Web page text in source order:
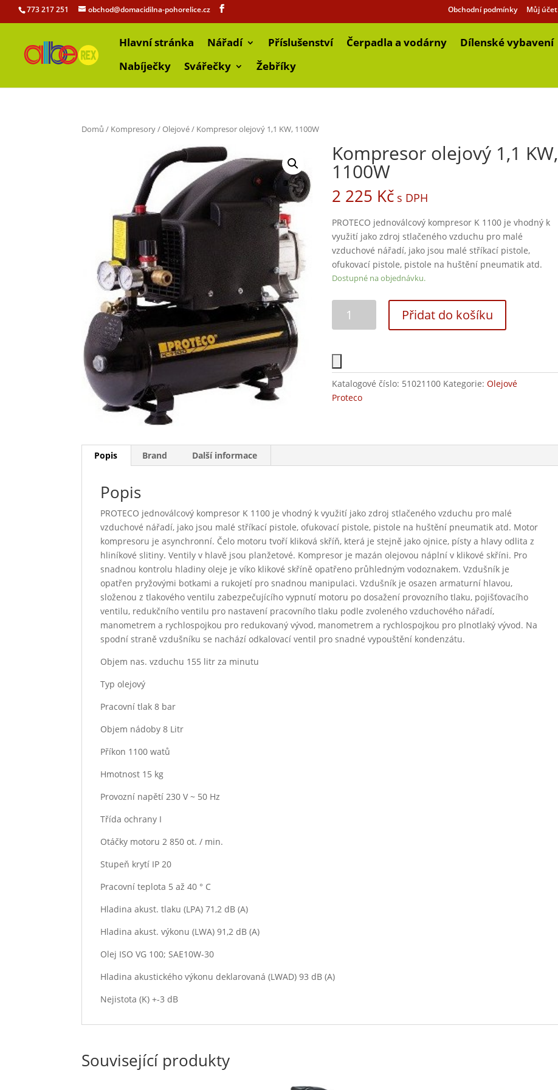
773 217 251 obchod@domacidilna-pohorelice.cz Obchodní podmínky Můj účet
Hlavní stránka Nářadí Příslušenství Čerpadla a vodárny Dílenské vybavení
Nabíječky
Svářečky Žebříky
Domů / Kompresory/Olejové/ Kompresor olejový 1,1 KW, 1100W
Kompresor olejový 1,1 KW,
1100W
2 225 Kč s DPH
PROTECO jednoválcový kompresor K 1100 je vhodný k
využití jako zdroj stlačeného vzduchu pro malé
vzduchové nářadí, jako jsou malé stříkací pistole,
ofukovací pistole, pistole na huštění pneumatik atd.
Dostupné na objednávku.
Přidat do košíku
Katalogové číslo: 51021100 Kategorie:Olejové
Proteco
Popis Brand Další informace
Popis
PROTECO jednoválcový kompresor K 1100 je vhodný k využití jako zdroj stlačeného vzduchu pro malé
vzduchové nářadí, jako jsou malé stříkací pistole, ofukovací pistole, pistole na huštění pneumatik atd. Motor
kompresoru je asynchronní. Čelo motoru tvoří kliková skříň, která je stejně jako ojnice, písty a hlavy odlita z
hliníkové slitiny. Ventily v hlavě jsou planžetové. Kompresor je mazán olejovou náplní v klikové skříni. Pro
snadnou kontrolu hladiny oleje je víko klikové skříně opatřeno průhledným vodoznakem. Vzdušník je
opatřen pryžovými botkami a rukojetí pro snadnou manipulaci. Vzdušník je osazen armaturní hlavou,
složenou z tlakového ventilu zabezpečujícího vypnutí motoru po dosažení provozního tlaku, pojišťovacího
ventilu, redukčního ventilu pro nastavení pracovního tlaku podle zvoleného vzduchového nářadí,
manometrem a rychlospojkou pro redukovaný vývod, manometrem a rychlospojkou pro plnotlaký vývod. Na
spodní straně vzdušníku se nachází odkalovací ventil pro snadné vypouštění kondenzátu.
Objem nas. vzduchu 155 litr za minutu
Typ olejový
Pracovní tlak 8 bar
Objem nádoby 8 Litr
Příkon 1100 watů
Hmotnost 15 kg
Provozní napětí 230 V ~ 50 Hz
Třída ochrany I
Otáčky motoru 2 850 ot. / min.
Stupeň krytí IP 20
Pracovní teplota 5 až 40 ° C
Hladina akust. tlaku (LPA) 71,2 dB (A)
Hladina akust. výkonu (LWA) 91,2 dB (A)
Olej ISO VG 100; SAE10W-30
Hladina akustického výkonu deklarovaná (LWAD) 93 dB (A)
Nejistota (K) +-3 dB
Související produkty